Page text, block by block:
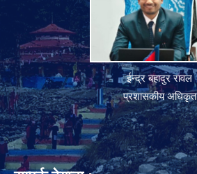
ईन्द्र बहादुर रावल
प्रशासकीय अधिकृत